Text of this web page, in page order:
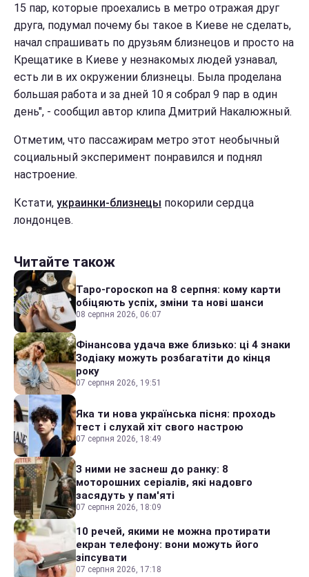
15 пар, которые проехались в метро отражая друг
друга, подумал почему бы такое в Киеве не сделать,
начал спрашивать по друзьям близнецов и просто на
Крещатике в Киеве у незнакомых людей узнавал,
есть ли в их окружении близнецы. Была проделана
большая работа и за дней 10 я собрал 9 пар в один
день", - сообщил автор клипа Дмитрий Накалюжный.
Отметим, что пассажирам метро этот необычный
социальный эксперимент понравился и поднял
настроение.
Кстати, украинки-близнецы покорили сердца
лондонцев.
Читайте також
Таро-гороскоп на 8 серпня: кому карти
обіцяють успіх, зміни та нові шанси
08 серпня 2026, 06:07
Фінансова удача вже близько: ці 4 знаки
Зодіаку можуть розбагатіти до кінця
року
07 серпня 2026, 19:51
Яка ти нова українська пісня: проходь
тест і слухай хіт свого настрою
07 серпня 2026, 18:49
З ними не заснеш до ранку: 8
моторошних серіалів, які надовго
засядуть у пам'яті
07 серпня 2026, 18:09
10 речей, якими не можна протирати
екран телефону: вони можуть його
зіпсувати
07 серпня 2026, 17:18